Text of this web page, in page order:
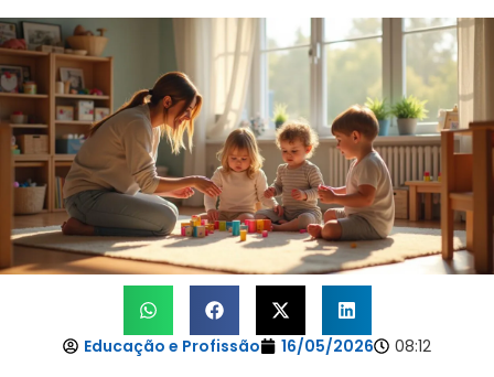
Educação e Profissão 16/05/2026 08:12